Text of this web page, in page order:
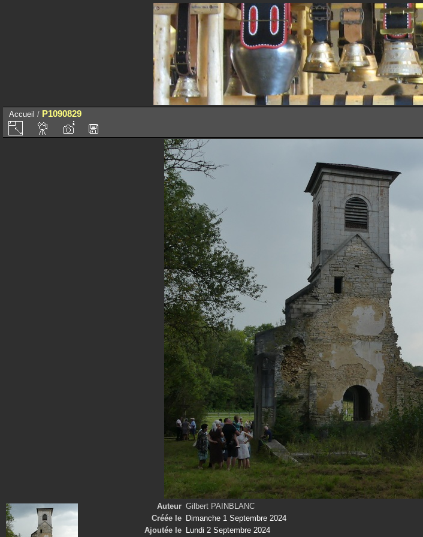
Accueil / P1090829
Auteur Gilbert PAINBLANC
Créée le Dimanche 1 Septembre 2024
Ajoutée le Lundi 2 Septembre 2024